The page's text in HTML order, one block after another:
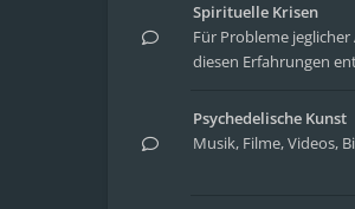
Spirituelle Krisen
Für Probleme
diesen Erfahrungen
Psychedelische Kunst
Musik, Filme, Videos,